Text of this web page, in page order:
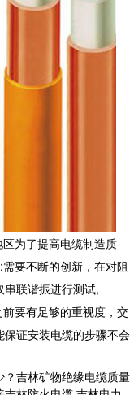
为了提高电缆制造质
需要不断的创新，在对阻
串联谐振进行测试,
要有足够的重视度，交
证安装电缆的步骤不会
吉林矿物绝缘电缆质量